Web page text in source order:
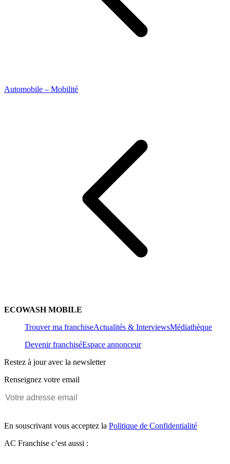
Automobile – Mobilité
ECOWASH MOBILE
Trouver ma franchiseActualités & InterviewsMédiathèque
Devenir franchiséEspace annonceur
Restez à jour avec la newsletter
Renseignez votre email
En souscrivant vous acceptez la Politique de Confidentialité
AC Franchise c’est aussi :